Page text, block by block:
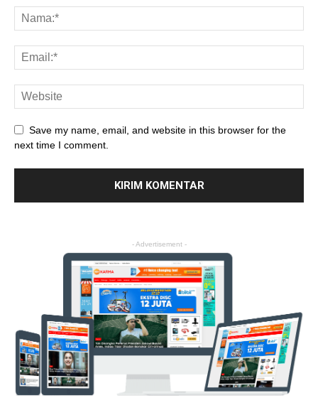
Save my name, email, and website in this browser for the
next time I comment.
- Advertisement -